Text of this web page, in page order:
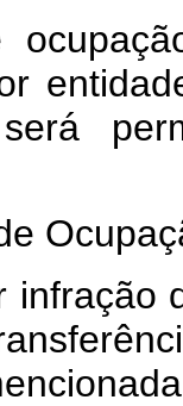
infração